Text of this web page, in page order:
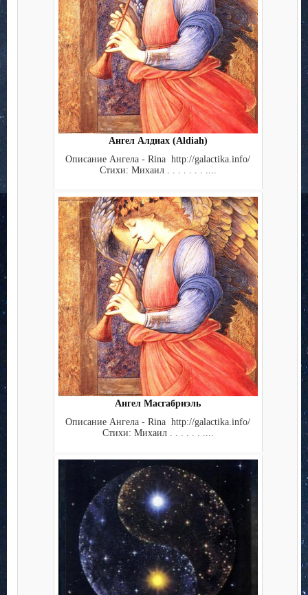
Ангел Алдиах (Aldiah)
Описание Ангела - Rina http://galactika.info/
Стихи: Михаил . . . . . . . ....
Ангел Масгабриэль
Описание Ангела - Rina http://galactika.info/
Стихи: Михаил . . . . . . ....